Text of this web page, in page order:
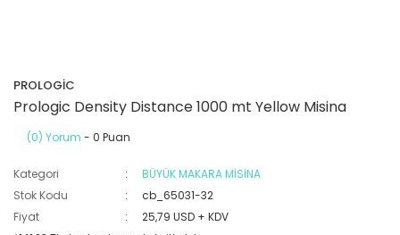
PROLOGİC
Prologic Density Distance 1000 mt Yellow Misina
(0) Yorum - 0 Puan
Kategori
BÜYÜK MAKARA MİSİNA
Stok Kodu
cb_65031-32
Fiyat
25,79 USD + KDV